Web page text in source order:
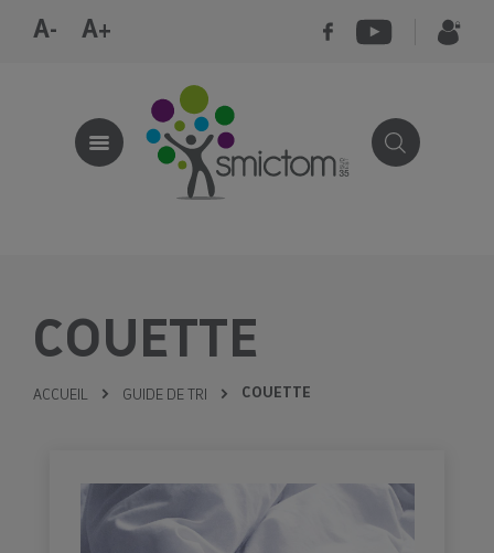
A- A+
COUETTE
ACCUEIL GUIDE DE TRI COUETTE